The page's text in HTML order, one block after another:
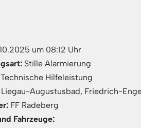
um 08:12 Uhr
Stille Alarmierung
Technische Hilfeleistung
Liegau-Augustusbad, Friedrich-
FF Radeberg
Fahrzeuge: